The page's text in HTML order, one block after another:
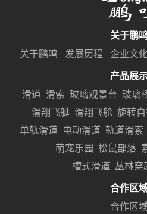
关于鹏
关于鹏鸣
发展历程 企业文
产品展
滑道 滑索 玻璃观景台 玻璃
滑翔飞艇 滑翔飞舱 旋转
单轨滑道
电动滑道 轨道滑索
萌宠乐园
松鼠部落
槽式滑道 丛林穿
合作区
合作区